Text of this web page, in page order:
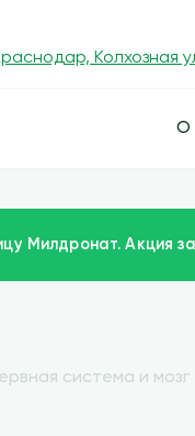
Колхозная
О
Милдронат. Акция
система и мозг